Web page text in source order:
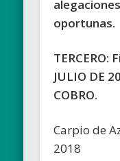
oportunas.
TERCERO:
JULIO DE
COBRO.
Carpio de
2018